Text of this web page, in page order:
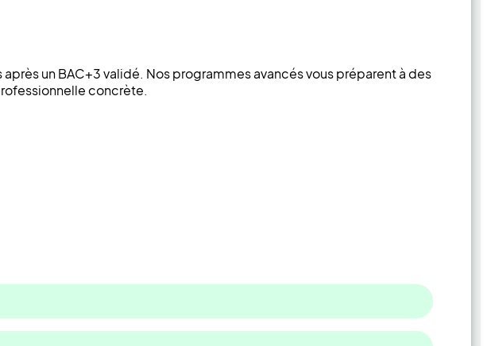
un BAC+3 validé. Nos programmes avancés vous préparent à des
concrète.